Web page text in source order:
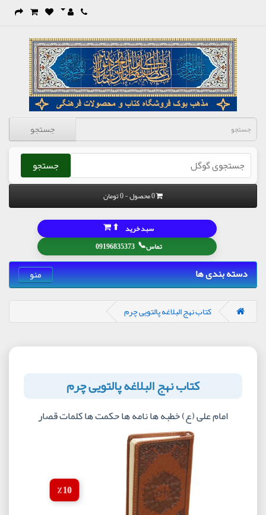
جستجو
جستجو
0 محصول - 0 تومان
تماس📞
09196835373
سبد خرید ⬆
دسته بندی ها منو
کتاب نهج البلاغه پالتویی چرم
کتاب نهج البلاغه پالتویی چرم
امام علی (ع) خطبه ها نامه ها حکمت ها کلمات قصار
10 ٪